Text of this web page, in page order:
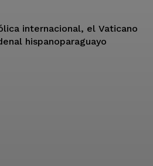
internacional, el Vaticano
hispanoparaguayo